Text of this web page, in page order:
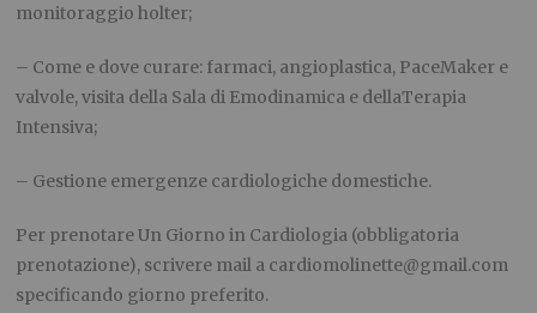
monitoraggio holter;
– Come e dove curare: farmaci, angioplastica, PaceMaker e
valvole, visita della Sala di Emodinamica e dellaTerapia
Intensiva;
– Gestione emergenze cardiologiche domestiche.
Per prenotare Un Giorno in Cardiologia (obbligatoria
prenotazione), scrivere mail a cardiomolinette@gmail.com
specificando giorno preferito.